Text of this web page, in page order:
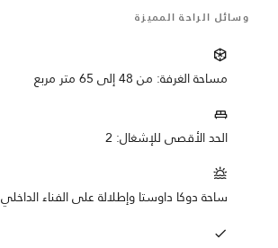
وسائل الراحة المميزة
مساحة الغرفة: من 48 إلى 65 متر مربع
الحد الأقصى للإشغال: 2
ساحة دوكا داوستا وإطلالة على الفناء الداخلي